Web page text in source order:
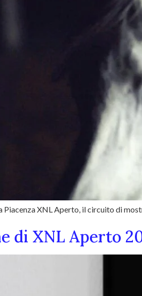
Piacenza XNL Aperto, il circuito di
di XNL Aperto